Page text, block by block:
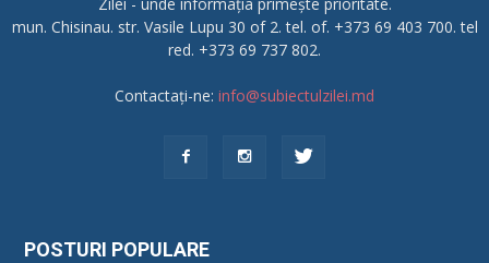
mun. Chisinau. str. Vasile Lupu 30 of 2. tel. of. +373 69 403 700. tel
red. +373 69 737 802.
Contactați-ne: info@subiectulzilei.md
POSTURI POPULARE